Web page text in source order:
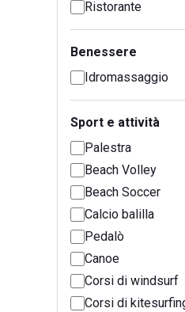
Ristorante
Benessere
Idromassaggio
Sport e attività
Palestra
Beach Volley
Beach Soccer
Calcio balilla
Pedalò
Canoe
Corsi di windsurf
Corsi di